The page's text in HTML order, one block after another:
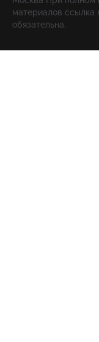
материалов ссылка
обязательна.